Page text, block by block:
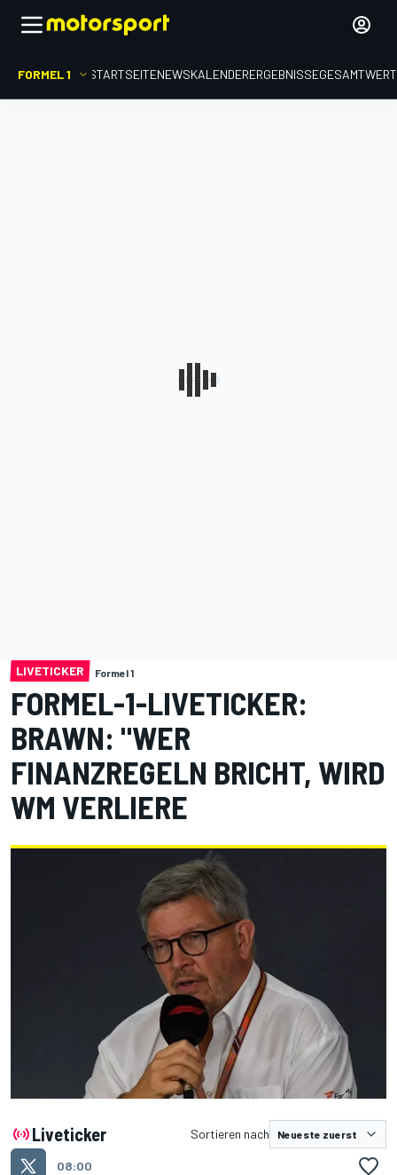
FORMEL 1 STARTSEITENEWSKALENDERERGEBNISSE
LIVETICKER Formel 1
FORMEL-1-LIVETICKER:
BRAWN: "WER
FINANZREGELN BRICHT, WIRD
WM VERLIERE
Liveticker Sortieren nach
08:00